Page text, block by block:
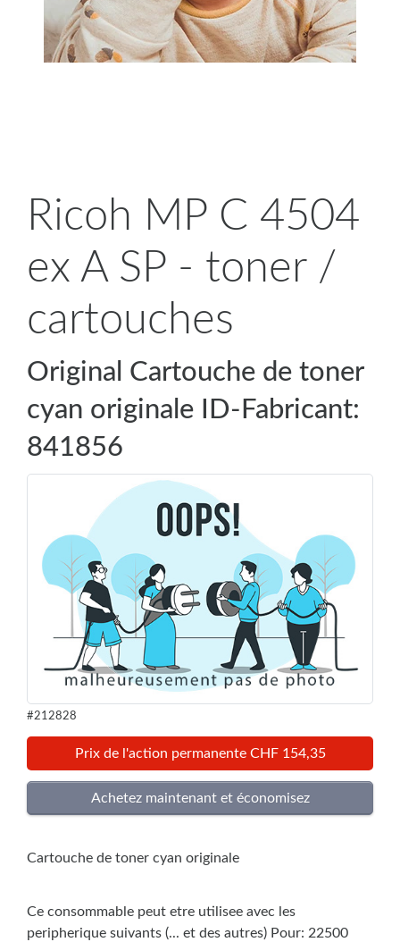
Ricoh MP C 4504
ex A SP - toner /
cartouches
Original Cartouche de toner
cyan originale ID-Fabricant:
841856
#212828
Prix de l'action permanente CHF 154,35
Cartouche de toner cyan originale
Ce consommable peut etre utilisee avec les
peripherique suivants (... et des autres) Pour: 22500